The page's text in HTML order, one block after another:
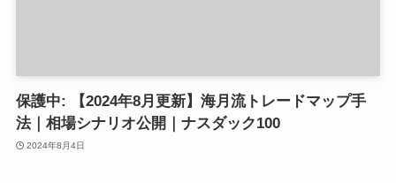
保護中: 【2024年8月更新】海月流トレードマップ手
法｜相場シナリオ公開｜ナスダック100
2024年8月4日